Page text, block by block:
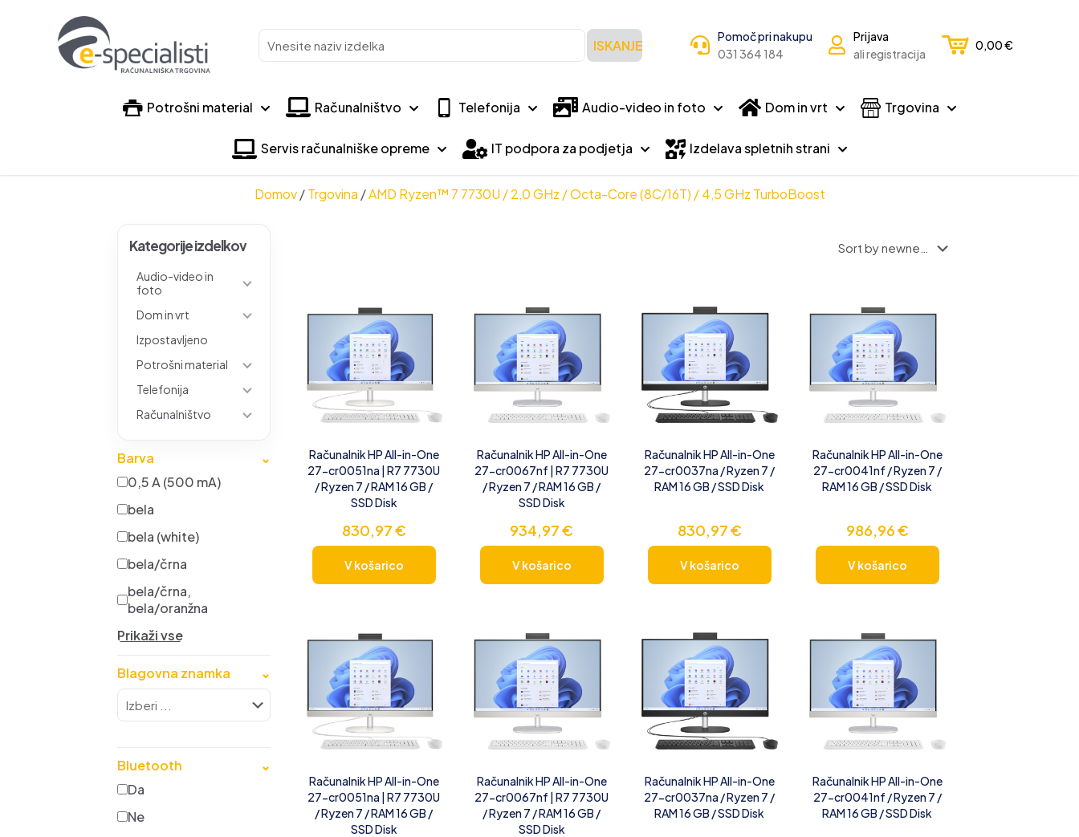
Vnesite
naziv
ISKANJE
Pomoč pri nakupu
031 364 184
Prijava
ali registracija
0,00€
Potrošni material Računalništvo Telefonija Audio-video in foto Dom in vrt Trgovina
Servis računalniške opreme IT podpora za podjetja Izdelava spletnih strani
Domov / Trgovina /AMD Ryzen™ 7 7730U / 2,0 GHz / Octa-Core (8C/16T) / 4,5 GHz TurboBoost
Kategorije izdelkov
Audio-video in
foto
Dom in vrt
Izpostavljeno
Potrošni material
Telefonija
Računalništvo
Barva
⌄
0,5 A (500 mA)
bela
bela (white)
bela/črna
bela/črna,
bela/oranžna
Prikaži vse
Blagovna znamka ⌄
Bluetooth
⌄
Da
Ne
Računalnik HP All-in-One
27-cr0051na | R7 7730U
/ Ryzen 7 / RAM 16 GB /
SSD Disk
830,97€
V košarico
Računalnik HP All-in-One
27-cr0067nf | R7 7730U
/ Ryzen 7 / RAM 16 GB /
SSD Disk
934,97€
V košarico
Računalnik HP All-in-One
27-cr0037na / Ryzen 7 /
RAM 16 GB / SSD Disk
830,97€
V košarico
Računalnik HP All-in-One
27-cr0041nf / Ryzen 7 /
RAM 16 GB / SSD Disk
986,96€
V košarico
Računalnik HP All-in-One
27-cr0051na | R7 7730U
/ Ryzen 7 / RAM 16 GB /
SSD Disk
Računalnik HP All-in-One
27-cr0067nf | R7 7730U
/ Ryzen 7 / RAM 16 GB /
SSD Disk
Računalnik HP All-in-One
27-cr0037na / Ryzen 7 /
RAM 16 GB / SSD Disk
Računalnik HP All-in-One
27-cr0041nf / Ryzen 7 /
RAM 16 GB / SSD Disk